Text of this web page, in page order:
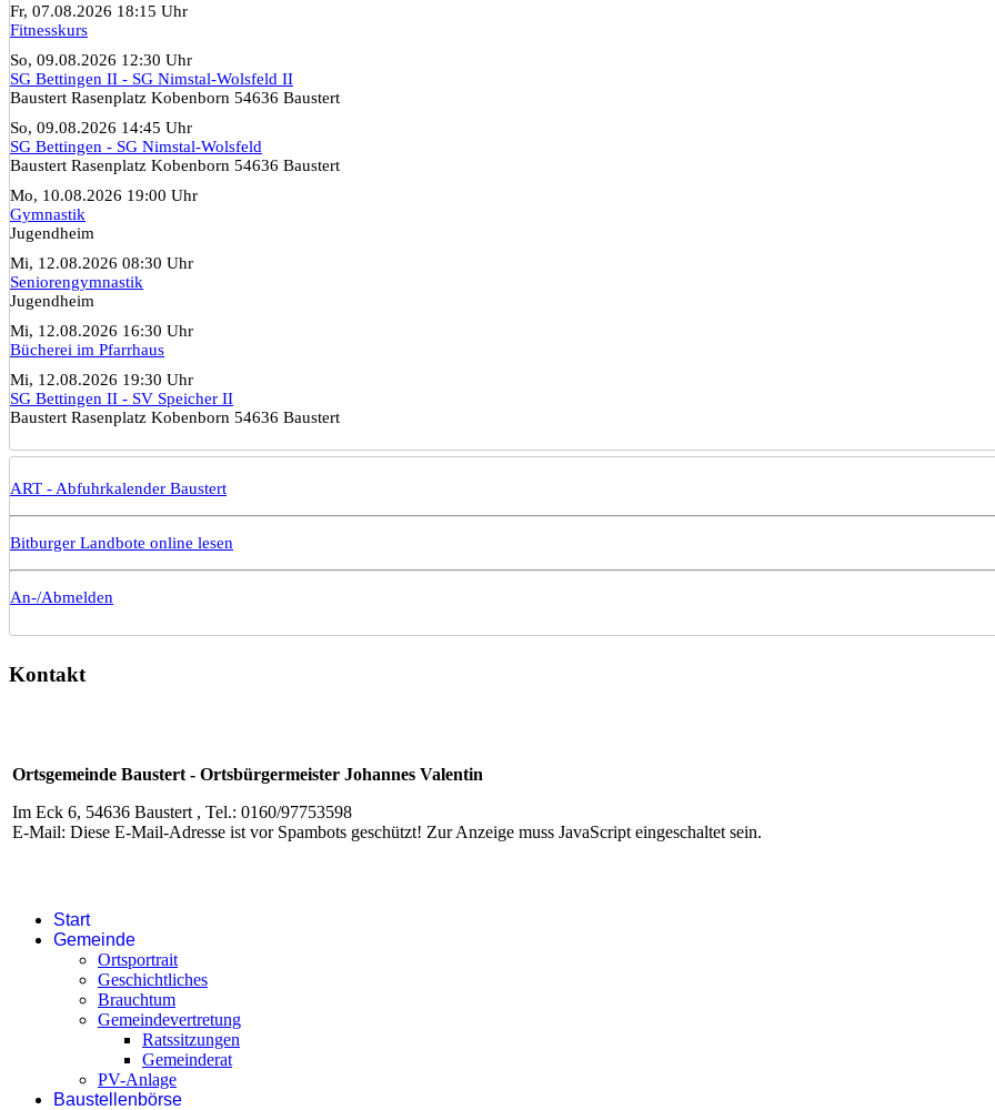
Fr, 07.08.2026 18:15 Uhr
Fitnesskurs
So, 09.08.2026 12:30 Uhr
SG Bettingen II - SG Nimstal-Wolsfeld II
Baustert Rasenplatz Kobenborn 54636 Baustert
So, 09.08.2026 14:45 Uhr
SG Bettingen - SG Nimstal-Wolsfeld
Baustert Rasenplatz Kobenborn 54636 Baustert
Mo, 10.08.2026 19:00 Uhr
Gymnastik
Jugendheim
Mi, 12.08.2026 08:30 Uhr
Seniorengymnastik
Jugendheim
Mi, 12.08.2026 16:30 Uhr
Bücherei im Pfarrhaus
Mi, 12.08.2026 19:30 Uhr
SG Bettingen II - SV Speicher II
Baustert Rasenplatz Kobenborn 54636 Baustert
ART - Abfuhrkalender Baustert
Bitburger Landbote online lesen
An-/Abmelden
Kontakt
Ortsgemeinde Baustert - Ortsbürgermeister Johannes Valentin
Im Eck 6, 54636 Baustert , Tel.: 0160/97753598
E-Mail: Diese E-Mail-Adresse ist vor Spambots geschützt! Zur Anzeige muss JavaScript eingeschaltet sein.
Start
Gemeinde
Ortsportrait
Geschichtliches
Brauchtum
Gemeindevertretung
Ratssitzungen
Gemeinderat
PV-Anlage
Baustellenbörse